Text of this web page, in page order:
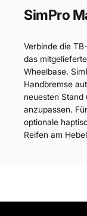
SimPro
Verbinde die
das
Wheelbase.
Handbremse
neuesten Stand
anzupassen.
optionale
Reifen am